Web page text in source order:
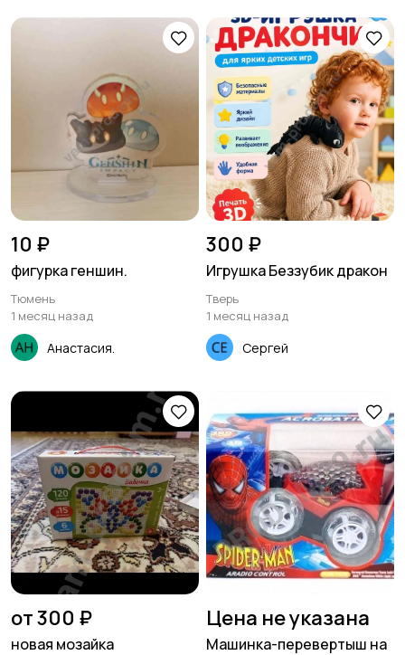
10 ₽
фигурка геншин.
Тюмень
1 месяц назад
Анастасия.
300 ₽
Игрушка Беззубик дракон
Тверь
1 месяц назад
Сергей
от 300 ₽
новая мозайка
Цена не указана
Машинка-перевертыш на